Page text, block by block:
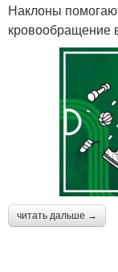
Наклоны
кровообращение
читать дальше →